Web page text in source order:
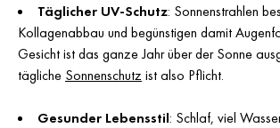
Täglicher UV-Schutz: Sonnenstrahlen
Kollagenabbau und begünstigen damit
Gesicht ist das ganze Jahr über der Sonne
tägliche Sonnenschutz ist also Pflicht.
Gesunder Lebensstil: Schlaf, viel